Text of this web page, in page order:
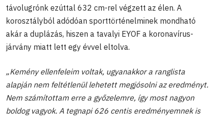
távolugrónk ezúttal 632 cm-rel végzett az élen. A
korosztályból adódóan sporttörténelminek mondható
akár a duplázás, hiszen a tavalyi EYOF a koronavírus-
járvány miatt lett egy évvel eltolva.
„Kemény ellenfeleim voltak, ugyanakkor a ranglista
alapján nem feltétlenül lehetett megjósolni az eredményt.
Nem számítottam erre a győzelemre, így most nagyon
boldog vagyok. A tegnapi 626 centis eredményemnek is